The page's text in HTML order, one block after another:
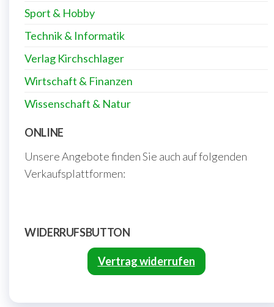
Sport & Hobby
Technik & Informatik
Verlag Kirchschlager
Wirtschaft & Finanzen
Wissenschaft & Natur
ONLINE
Unsere Angebote finden Sie auch auf folgenden
Verkaufsplattformen:
WIDERRUFSBUTTON
Vertrag widerrufen